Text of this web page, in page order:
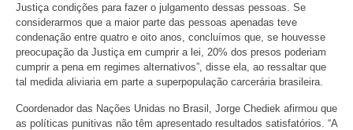
Justiça condições para fazer o julgamento dessas pessoas. Se
considerarmos que a maior parte das pessoas apenadas teve
condenação entre quatro e oito anos, concluímos que, se houvesse
preocupação da Justiça em cumprir a lei, 20% dos presos poderiam
cumprir a pena em regimes alternativos”, disse ela, ao ressaltar que
tal medida aliviaria em parte a superpopulação carcerária brasileira.
Coordenador das Nações Unidas no Brasil, Jorge Chediek afirmou que
as políticas punitivas não têm apresentado resultados satisfatórios. “A